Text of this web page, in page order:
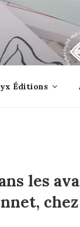
la mer ?
Éditions
les